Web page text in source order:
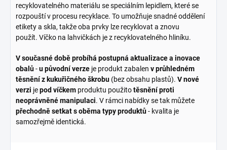
recyklovatelného materiálu se speciálním lepidlem, které se
rozpouští v procesu recyklace. To umožňuje snadné oddělení
etikety a skla, takže oba prvky lze recyklovat a znovu
použít. Víčko na lahvičkách je z recyklovatelného hliníku.
V současné době probíhá postupná aktualizace a inovace
obalů-u původní verze je produkt zabalen v průhledném
těsnění z kukuřičného škrobu (bez obsahu plastů). V nové
verzi jepod víčkem produktu použitotěsnění proti
neoprávněné manipulaci. V rámci nabídky se tak můžete
přechodně setkat s oběma typy produktů- kvalita je
samozřejmě identická.